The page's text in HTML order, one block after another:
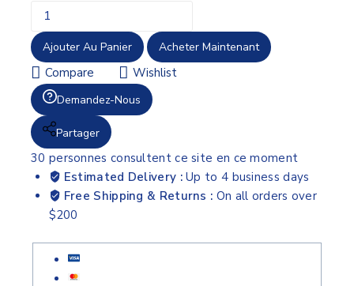
Ajouter Au Panier Acheter Maintenant
Compare Wishlist
Demandez-Nous
Partager
30 personnes consultent ce site en ce moment
Estimated Delivery :Up to 4 business days
Free Shipping & Returns : On all orders over
$200